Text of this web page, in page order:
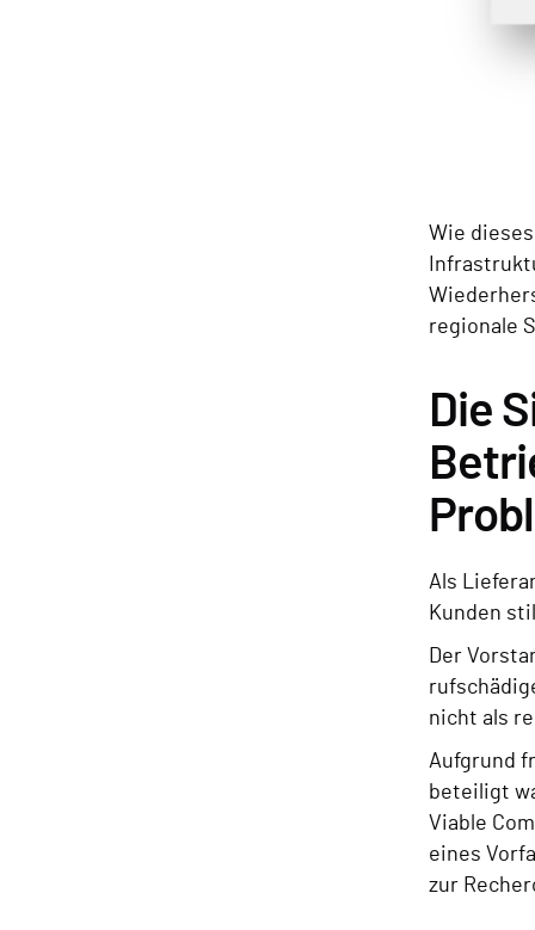
Wie
regionale
Die
Als
Kunden
Der
nicht als
Aufgrund
beteiligt
Viable
eines
zur